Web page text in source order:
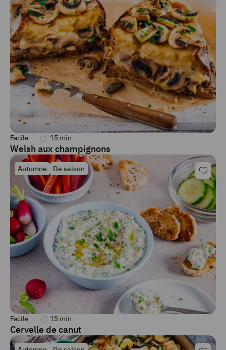
Facile 15 min
Welsh aux champignons
Automne De saison
Facile 15 min
Cervelle de canut